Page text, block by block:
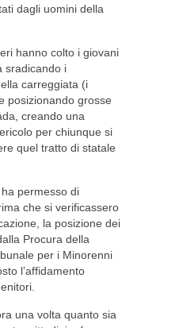
dagli uomini della
hanno colto i giovani
sradicando i
carreggiata (i
posizionando grosse
creando una
per chiunque si
quel tratto di statale
ha permesso di
che si verificassero
la posizione dei
Procura della
per i Minorenni
l’affidamento
una volta quanto sia